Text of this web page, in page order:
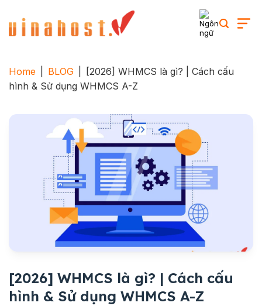
content
Home BLOG
[2026] WHMCS là gì? | Cách cấu
hình & Sử dụng WHMCS A-Z
[2026] WHMCS là gì? | Cách cấu
hình & Sử dụng WHMCS A-Z